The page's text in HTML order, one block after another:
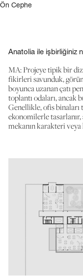
Ön Cephe
Anatolia ile işbirliğiniz
MA: Projeye tipik bir
fikirleri savunduk,
boyunca uzanan çatı
toplantı odaları,
Genellikle, ofis binaları
ekonomilerle
mekanın karakteri